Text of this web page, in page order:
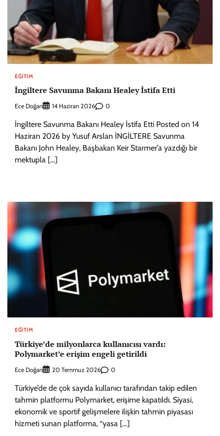
EĞITIM
İngiltere Savunma Bakanı Healey İstifa Etti
Ece Doğan 14 Haziran 2026 0
İngiltere Savunma Bakanı Healey İstifa Etti Posted on 14
Haziran 2026 by Yusuf Arslan İNGİLTERE Savunma
Bakanı John Healey, Başbakan Keir Starmer’a yazdığı bir
mektupla […]
EĞITIM
Türkiye’de milyonlarca kullanıcısı vardı:
Polymarket’e erişim engeli getirildi
Ece Doğan 20 Temmuz 2026 0
Türkiye’de de çok sayıda kullanıcı tarafından takip edilen
tahmin platformu Polymarket, erişime kapatıldı. Siyasi,
ekonomik ve sportif gelişmelere ilişkin tahmin piyasası
hizmeti sunan platforma, “yasa […]